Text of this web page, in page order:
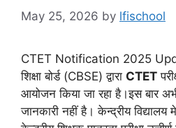
May 25, 2026 by lfischool
CTET Notification 2025
शिक्षा बोर्ड (CBSE) द्वारा CTET
आयोजन किया जा रहा है।इस बार
जानकारी नहीं है। केन्द्रीय